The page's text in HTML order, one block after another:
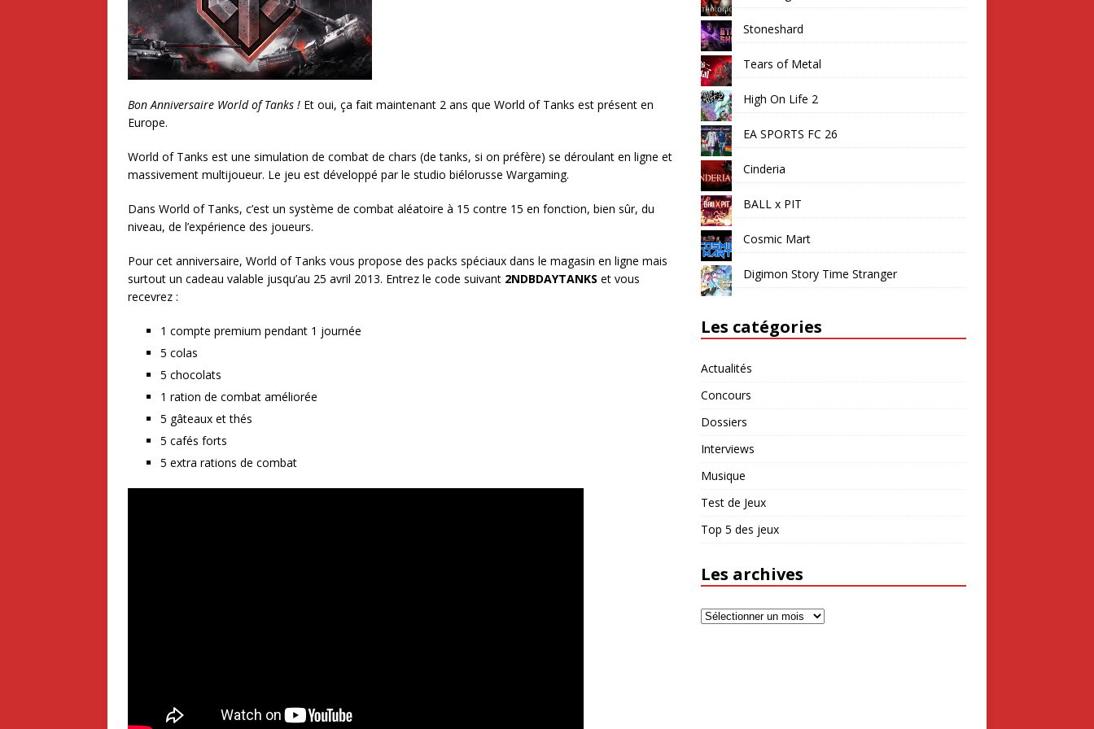
Bon Anniversaire World of Tanks ! Et oui, ça fait maintenant 2 ans que World of Tanks est présent en
Europe.
World of Tanks est une simulation de combat de chars (de tanks, si on préfère) se déroulant en ligne et
massivement multijoueur. Le jeu est développé par le studio biélorusse Wargaming.
Dans World of Tanks, c’est un système de combat aléatoire à 15 contre 15 en fonction, bien sûr, du
niveau, de l’expérience des joueurs.
Pour cet anniversaire, World of Tanks vous propose des packs spéciaux dans le magasin en ligne mais
surtout un cadeau valable jusqu’au 25 avril 2013. Entrez le code suivant 2NDBDAYTANKS et vous
recevrez :
1 compte premium pendant 1 journée
5 colas
5 chocolats
1 ration de combat améliorée
5 gâteaux et thés
5 cafés forts
5 extra rations de combat
Stoneshard
Tears of Metal
High On Life 2
EA SPORTS FC 26
Cinderia
BALL x PIT
Cosmic Mart
Digimon Story Time Stranger
Les catégories
Actualités
Concours
Dossiers
Interviews
Musique
Test de Jeux
Top 5 des jeux
Les archives